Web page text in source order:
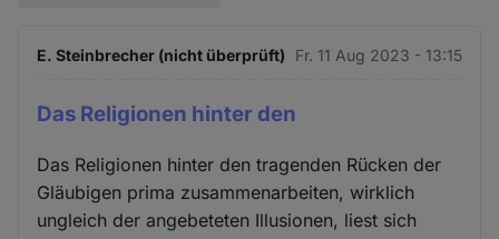
E. Steinbrecher (nicht überprüft) Fr. 11 Aug 2023 - 13:15
Das Religionen hinter den
Das Religionen hinter den tragenden Rücken der
Gläubigen prima zusammenarbeiten, wirklich
ungleich der angebeteten Illusionen, liest sich